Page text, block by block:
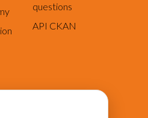
questions
API CKAN